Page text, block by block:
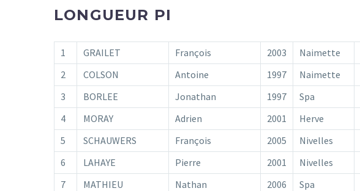
LONGUEUR PI
1 GRAILET François 2003 Naimette
2
COLSON Antoine 1997 Naimette
3
BORLEE Jonathan 1997 Spa
4
MORAY Adrien 2001 Herve
5
SCHAUWERS François 2005 Nivelles
6
LAHAYE Pierre 2001 Nivelles
7
MATHIEU Nathan 2006 Spa